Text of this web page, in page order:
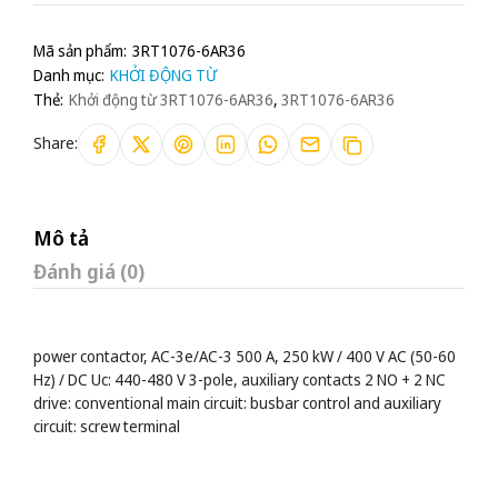
Mã sản phẩm: 3RT1076-6AR36
Danh mục: KHỞI ĐỘNG TỪ
Thẻ: Khởi động từ 3RT1076-6AR36, 3RT1076-6AR36
Share:
Mô tả
Đánh giá (0)
power contactor, AC-3e/AC-3 500 A, 250 kW / 400 V AC (50-60
Hz) / DC Uc: 440-480 V 3-pole, auxiliary contacts 2 NO + 2 NC
drive: conventional main circuit: busbar control and auxiliary
circuit: screw terminal